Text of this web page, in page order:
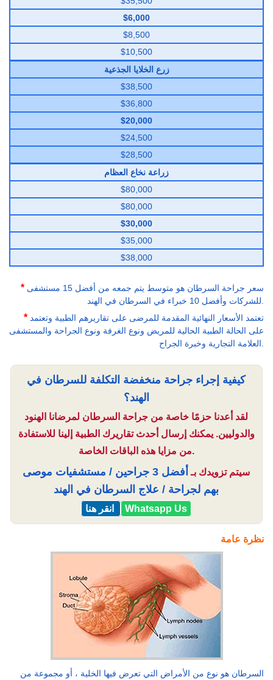
$6,000
$8,500
$10,500
زرع الخلايا الجذعية
$38,500
$36,800
$20,000
$24,500
$28,500
زراعة نخاع العظام
$80,000
$80,000
$30,000
$35,000
$38,000
*
*
على الحالة الطبية الحالية للمريض ونوع الغرفة ونوع الجراحة والمستشفى
كيفية إجراء جراحة منخفضة التكلفة للسرطان في
الهند؟
لقد أعدنا حزمًا خاصة من جراحة السرطان لمرضانا الهنود
والدوليين. يمكنك إرسال أحدث تقاريرك الطبية إلينا للاستفادة
من مزايا هذه الباقات الخاصة.
سيتم تزويدك بـ
أفضل 3 جراحين / مستشفيات موصى
بهم لجراحة / علاج السرطان في الهند
Whatsapp Us
نظرة عامة
السرطان هو نوع من الأمراض التي تعرض فيها الخلية ، أو مجموعة من